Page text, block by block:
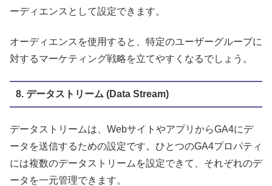
ーディエンスとして設定できます。
オーディエンスを使用すると、特定のユーザーグループに
対するマーケティング戦略を立てやすくなるでしょう。
8. データストリーム (Data Stream)
データストリームは、WebサイトやアプリからGA4にデ
ータを送信するための設定です。ひとつのGA4プロパティ
には複数のデータストリームを設定できて、それぞれのデ
ータを一元管理できます。